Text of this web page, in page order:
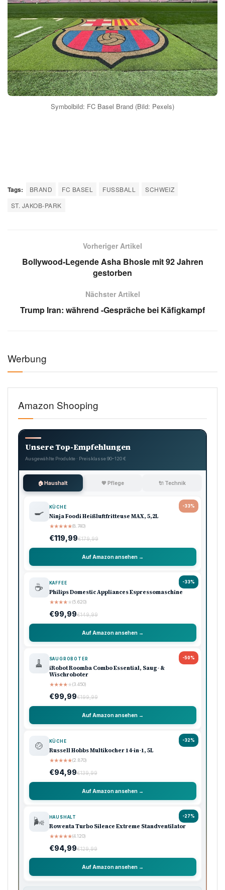
Symbolbild: FC Basel Brand (Bild: Pexels)
Tags: BRAND FC BASEL FUSSBALL
SCHWEIZ
ST. JAKOB-PARK
Vorheriger Artikel
Bollywood-Legende Asha Bhosle mit 92 Jahren
gestorben
Nächster Artikel
Trump Iran: während -Gespräche bei Käfigkampf
Werbung
Amazon Shooping
Unsere Top-Empfehlungen
Ausgewählte Produkte · Preisklasse 90–120 €
🏠 Haushalt 💖 Pflege 🔌 Technik
-33%
🍳 KÜCHE
Ninja Foodi Heißluftfritteuse MAX, 5,2L
★★★★★(8.740)
€119,99€179,99
Auf Amazon ansehen →
-33%
☕ KAFFEE
Philips Domestic Appliances Espressomaschine
★★★★★(5.620)
€99,99€149,99
Auf Amazon ansehen →
-50%
🧹 SAUGROBOTER
iRobot Roomba Combo Essential, Saug- &
Wischroboter
★★★★★(3.450)
€99,99€199,99
Auf Amazon ansehen →
-32%
🍲 KÜCHE
Russell Hobbs Multikocher 14-in-1, 5L
★★★★★(2.870)
€94,99€139,99
Auf Amazon ansehen →
-27%
🌬️ HAUSHALT
Rowenta Turbo Silence Extreme Standventilator
★★★★★(4.120)
€94,99€129,99
Auf Amazon ansehen →